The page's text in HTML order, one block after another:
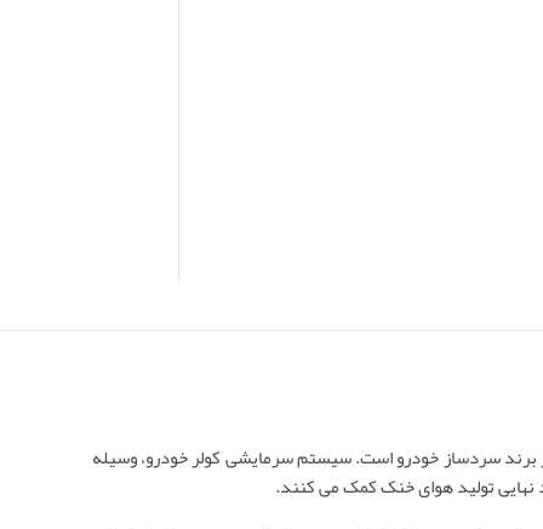
برند سردساز خودرو است. سیستم سرمایشی کولر خودرو، وسیله
نهایی تولید هوای خنک کمک می کنند.